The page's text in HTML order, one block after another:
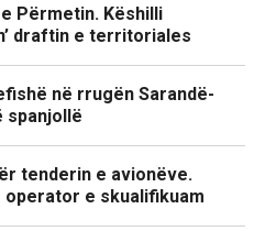
Përmetin. Këshilli
draftin e territoriales
në rrugën Sarandë-
spanjollë
tenderin e avionëve.
e skualifikuam